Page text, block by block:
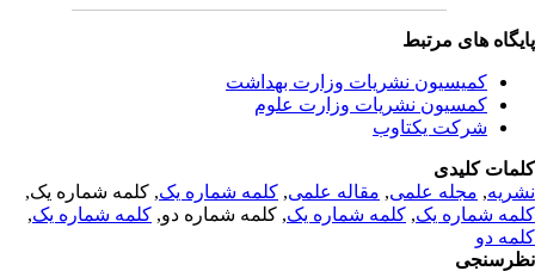
های مرتبط
کمیسیون نشریات وزارت بهداشت
کمسیون نشریات وزارت علوم
شرکت یکتاوب
کلیدی
,مجله علمی, مقاله علمی, کلمه شماره یک, کلمه شماره یک,
شماره یک,کلمه شماره یک, کلمه شماره دو,کلمه شماره یک,
دو